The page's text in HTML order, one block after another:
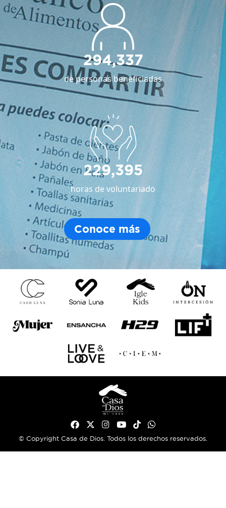
294,337
de personas beneficiadas
229,395
horas de voluntariado
Conoce más
© Copyright Casa de Dios. Todos los derechos reservados.